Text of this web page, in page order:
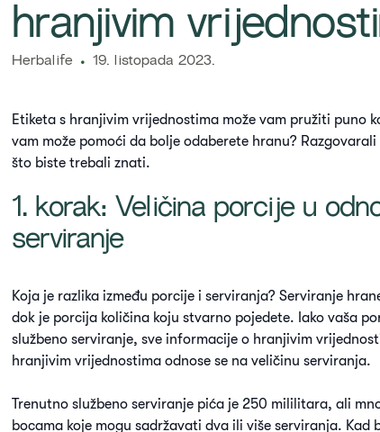
hranjivim
Herbalife 19. listopada 2023.
Etiketa s hranjivim vrijednostima može vam pružiti puno
vam može pomoći da bolje odaberete hranu?
što biste trebali znati.
1. korak: Veličina porcije u
serviranje
Koja je razlika između porcije i serviranja? Serviranje
dok je porcija količina koju stvarno pojedete. Iako vaša
službeno serviranje, sve informacije o hranjivim
hranjivim vrijednostima odnose se na veličinu serviranja.
Trenutno službeno serviranje pića je 250 mililitara, ali
bocama koje mogu sadržavati dva ili više serviranja.